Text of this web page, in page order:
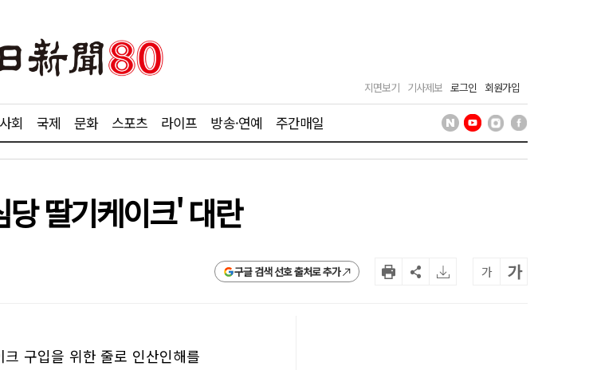
지면보기 기사제보 로그인 회원가입
사회 국제 문화 스포츠 라이프 방송·연예 주간매일
딸기케이크' 대란
구글 검색 선호 출처로 추가 가 가
구입을 위한 줄로 인산인해를